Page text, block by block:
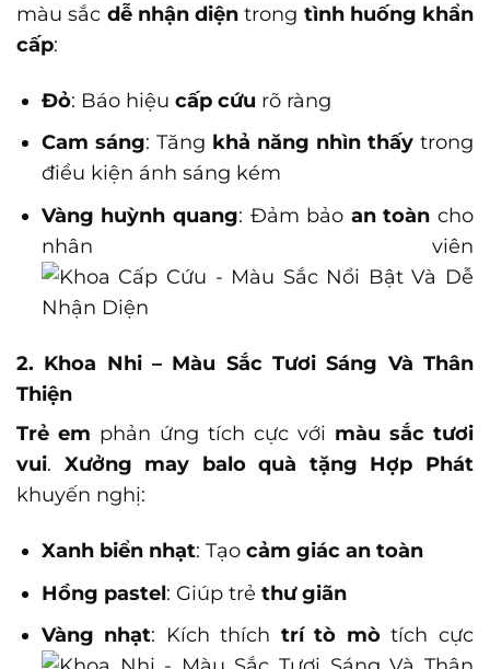
màu sắc dễ nhận diện trong tình huống khẩn
cấp:
Đỏ: Báo hiệu cấp cứu rõ ràng
Cam sáng: Tăng khả năng nhìn thấy trong
điều kiện ánh sáng kém
Vàng huỳnh quang: Đảm bảo an toàn cho
nhân viên
2. Khoa Nhi – Màu Sắc Tươi Sáng Và Thân
Thiện
Trẻ em phản ứng tích cực với màu sắc tươi
vui. Xưởng may balo quà tặng Hợp Phát
khuyến nghị:
Xanh biển nhạt: Tạo cảm giác an toàn
Hồng pastel: Giúp trẻ thư giãn
Vàng nhạt: Kích thích trí tò mòtích cực